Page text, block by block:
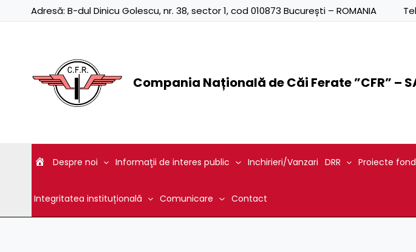
Adresă: B-dul Dinicu Golescu, nr. 38, sector 1, cod 010873 București – ROMANIA
Compania Națională de Căi Ferate ”CFR” –
Despre noi Informaţii de interes public Inchirieri/Vanzari DRR Proiecte
Integritatea instituțională Comunicare Contact